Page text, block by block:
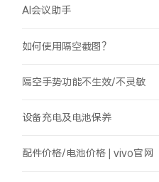
AI会议助手
如何使用隔空截图？
隔空手势功能不生效/不灵敏
设备充电及电池保养
配件价格/电池价格 | vivo官网